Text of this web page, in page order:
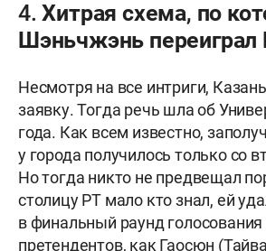
4. Хитрая схема, по
Шэньчжэнь переиграл
Несмотря на все интриги,
заявку. Тогда речь шла об
года. Как всем известно,
у города получилось только со
Но тогда никто не предвещал
столицу РТ мало кто знал, ей
в финальный раунд голосования
претендентов, как Гаосюн